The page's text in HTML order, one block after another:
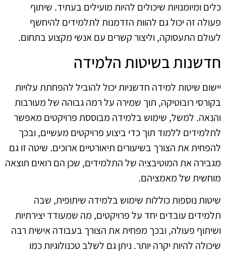
כלים ומיומנויות שיכולים להיות מועילים בעתיד. שיתוף
פעולה זה יכול גם להוות הזדמנות לתלמידים להיחשף
לעולם התעסוקה, וליצור קשרים עם אנשי מקצוע בתחום.
חדשנות בשיטות הלמידה
יישום שיטות למידה חדשניות יכול להוביל להפחתת עלויות
בקורסי רובוטיקה, תוך שמירה על רמה גבוהה של מעורבות
והנאה. למשל, שימוש בלמידה מבוססת פרויקטים מאפשר
לתלמידים ללמוד תוך כדי ביצוע פרויקטים מעשיים, ובכך
להפחית את הצורך בשיעורים תיאורטיים ארוכים. שיטה זו גם
מגבירה את המוטיבציה של התלמידים, שכן הם רואים תוצאה
מוחשית של מאמציהם.
שיטות נוספות כוללות שימוש בלמידה שיתופית, שבה
תלמידים עובדים יחד על פרויקטים, מה שמעודד יצירתיות
ושיתוף פעולה, ובכך מפחית את הצורך בעבודה אישית רבה
שיכולה להיות יקרה יותר. ניתן גם לשלב טכנולוגיות כמו